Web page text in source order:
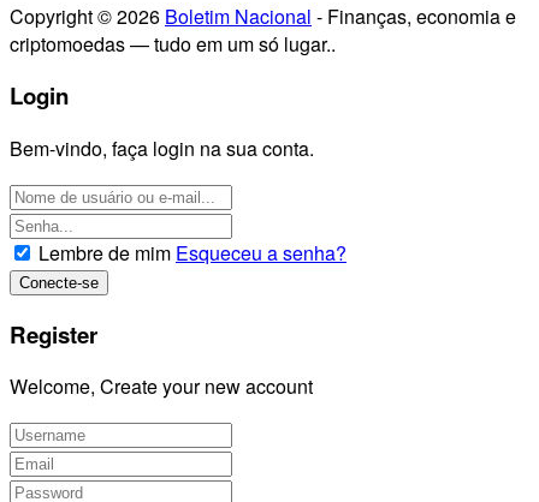
Copyright © 2026 Boletim Nacional - Finanças, economia e
criptomoedas — tudo em um só lugar..
Login
Bem-vindo, faça login na sua conta.
Lembre de mim Esqueceu a senha?
Register
Welcome, Create your new account